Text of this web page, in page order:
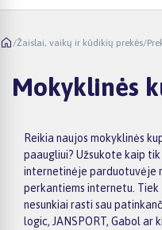
/Žaislai, vaikų ir kūdikių prekės/
Mokyklinės
Reikia naujos mokyklinės
paaugliui? Užsukote kaip tik
internetinėje parduotuvėje
perkantiems internetu.
nesunkiai rasti sau
logic, JANSPORT, Gabol ar